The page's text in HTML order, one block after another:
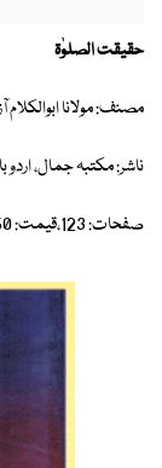
حقیقت الصلوٰۃ
مصنف: مولانا ابوالکلام
ناشر: مکتبہ جمال، اردو
صفحات: 123،قیمت: 150روپے